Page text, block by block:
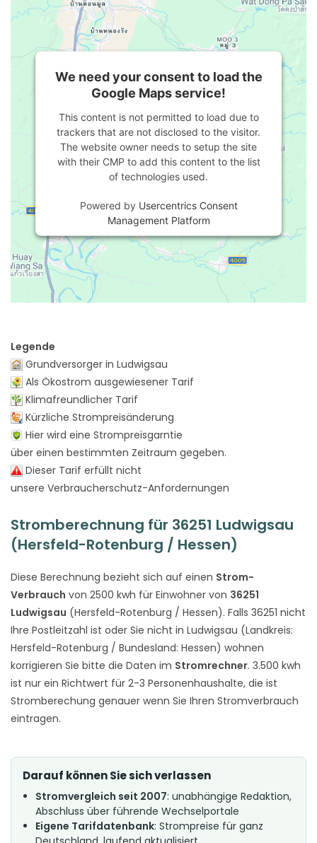
We need your consent to load the
Google Maps service!
This content is not permitted to load due to
trackers that are not disclosed to the visitor.
The website owner needs to setup the site
with their CMP to add this content to the list
of technologies used.
Powered by Usercentrics Consent
Management Platform
Legende
Grundversorger in Ludwigsau
Als Ökostrom ausgewiesener Tarif
Klimafreundlicher Tarif
Kürzliche Strompreisänderung
Hier wird eine Strompreisgarntie
über einen bestimmten Zeitraum gegeben.
Dieser Tarif erfüllt nicht
unsere Verbraucherschutz-Anfordernungen
Stromberechnung für 36251 Ludwigsau
(Hersfeld-Rotenburg / Hessen)
Diese Berechnung bezieht sich auf einen Strom-
Verbrauch von 2500 kwh für Einwohner von 36251
Ludwigsau (Hersfeld-Rotenburg / Hessen). Falls 36251 nicht
Ihre Postleitzahl ist oder Sie nicht in Ludwigsau (Landkreis:
Hersfeld-Rotenburg / Bundesland: Hessen) wohnen
korrigieren Sie bitte die Daten im Stromrechner. 3.500 kwh
ist nur ein Richtwert für 2-3 Personenhaushalte, die ist
Stromberechung genauer wenn Sie Ihren Stromverbrauch
eintragen.
Darauf können Sie sich verlassen
Stromvergleich seit 2007: unabhängige Redaktion,
Abschluss über führende Wechselportale
Eigene Tarifdatenbank: Strompreise für ganz